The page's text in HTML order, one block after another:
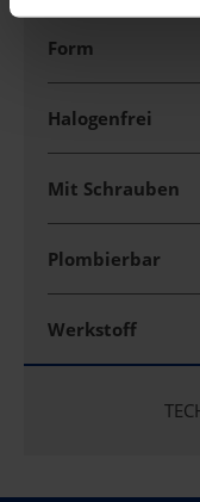
Form
Halogenfrei
Mit Schrauben
Plombierbar
Werkstoff